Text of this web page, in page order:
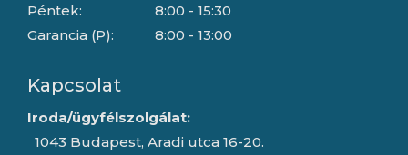
Péntek:
Garancia (P):
8:00 - 15:30
8:00 - 13:00
Kapcsolat
Iroda/ügyfélszolgálat:
1043 Budapest, Aradi utca 16-20.